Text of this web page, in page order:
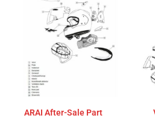
ARAI After-Sale Part